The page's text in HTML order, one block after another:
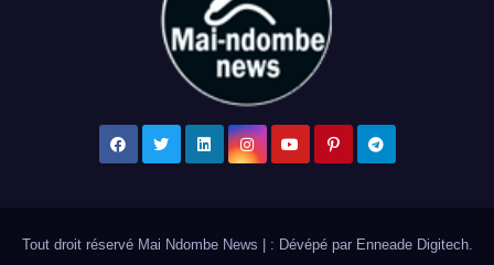
Tout droit réservé Mai Ndombe News : Dévépé par Enneade Digitech.